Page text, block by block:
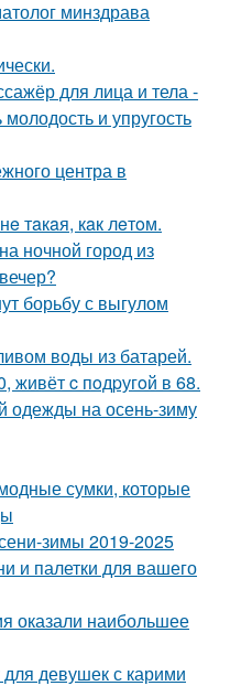
минздрава
для лица и тела -
и упругость
центра в
тaкaя, кaк лeтoм.
ночной город из
борьбу с выгулом
воды из батарей.
живёт c пoдpугoй в 68.
одежды на осень-зиму
сумки, которые
зимы 2019-2025
и палетки для вашего
оказали наибольшее
девушек с карими